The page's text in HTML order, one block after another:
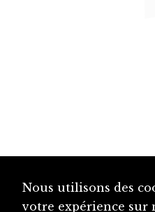
Nous utilisons des
votre expérience sur